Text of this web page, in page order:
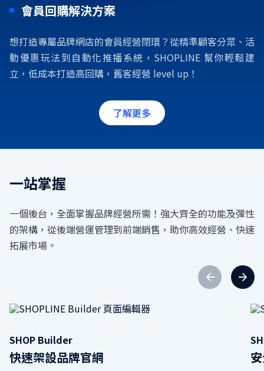
會員回購解決方案
想打造專屬品牌網店的會員經營閉環？從精準顧客分眾、活
動優惠玩法到自動化推播系統，SHOPLINE 幫你輕鬆建
立，低成本打造高回購，舊客經營 level up！
了解更多
一站掌握
一個後台，全面掌握品牌經營所需！強大齊全的功能及彈性
的架構，從後端營運管理到前端銷售，助你高效經營、快速
拓展市場。
SHOP Builder
快速架設品牌官網